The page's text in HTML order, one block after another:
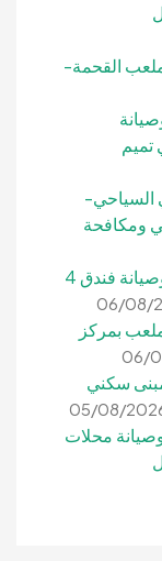
القحمة-
السياحي-
ومكافحة
منافسة عامة- إنشاء وتشغيل وصيانة فندق 4
06/08/
بمركز
06/
سكني
05/08/
محلات